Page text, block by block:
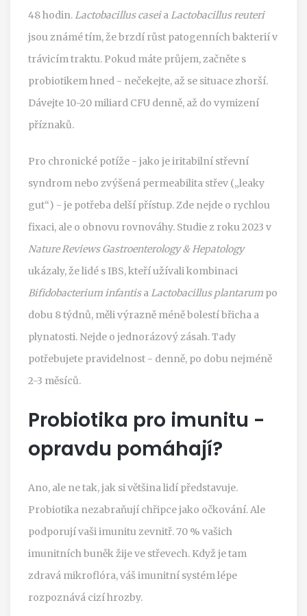
48 hodin.Lactobacillus caseiaLactobacillus reuteri
jsou známé tím, že brzdí růst patogenních bakterií v
trávicím traktu. Pokud máte průjem, začněte s
probiotikem hned - nečekejte, až se situace zhorší.
Dávejte 10-20 miliard CFU denně, až do vymizení
příznaků.
Pro chronické potíže - jako je iritabilní střevní
syndrom nebo zvýšená permeabilita střev („leaky
gut“) - je potřeba delší přístup. Zde nejde o rychlou
fixaci, ale o obnovu rovnováhy. Studie z roku 2023 v
Nature Reviews Gastroenterology & Hepatology
ukázaly, že lidé s IBS, kteří užívali kombinaci
Bifidobacterium infantisaLactobacillus plantarum po
dobu 8 týdnů, měli výrazně méně bolestí břicha a
plynatosti. Nejde o jednorázový zásah. Tady
potřebujete pravidelnost - denně, po dobu nejméně
2-3 měsíců.
Probiotika pro imunitu -
opravdu pomáhají?
Ano, ale ne tak, jak si většina lidí představuje.
Probiotika nezabraňují chřipce jako očkování. Ale
podporují vaši imunitu zevnitř. 70 % vašich
imunitních buněk žije ve střevech. Když je tam
zdravá mikroflóra, váš imunitní systém lépe
rozpoznává cizí hrozby.